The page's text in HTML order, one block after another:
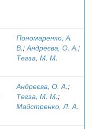
Пономаренко, А.
В.;Андреєва, О. А.;
Тегза, М. М.
Андреєва, О. А.;
Тегза, М. М.;
Майстренко, Л. А.